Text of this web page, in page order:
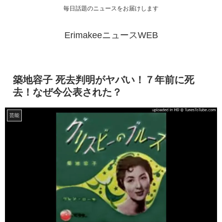
毎日話題のニュースをお届けします
ErimakeeニュースWEB
築地容子 死去判明がヤバい！７年前に死
去！なぜ今公表された？
芸能